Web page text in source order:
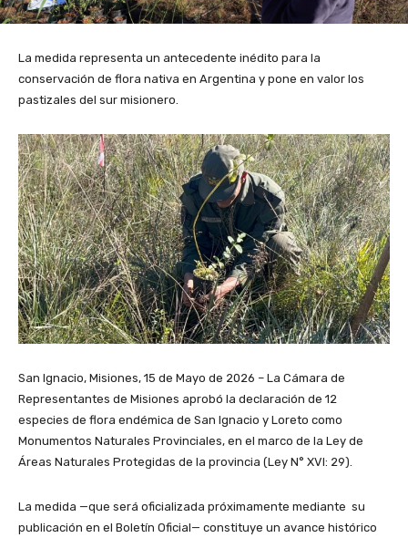
La medida representa un antecedente inédito para la
conservación de flora nativa en Argentina y pone en valor los
pastizales del sur misionero.
San Ignacio, Misiones, 15 de Mayo de 2026 – La Cámara de
Representantes de Misiones aprobó la declaración de 12
especies de flora endémica de San Ignacio y Loreto como
Monumentos Naturales Provinciales, en el marco de la Ley de
Áreas Naturales Protegidas de la provincia (Ley N° XVI: 29).
La medida —que será oficializada próximamente mediante su
publicación en el Boletín Oficial— constituye un avance histórico